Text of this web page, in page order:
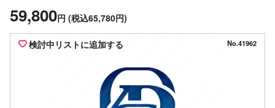
59,800円 (税込65,780円)
検討中リストに追加する No.41962